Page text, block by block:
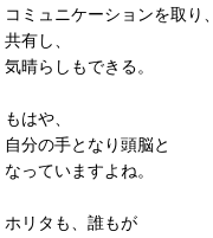
コミュニケーションを取り、
共有し、
気晴らしもできる。
もはや、
自分の手となり頭脳と
なっていますよね。
ホリタも、誰もが